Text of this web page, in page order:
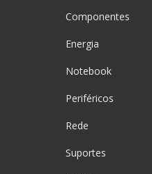
Componentes
Energia
Notebook
Periféricos
Rede
Suportes